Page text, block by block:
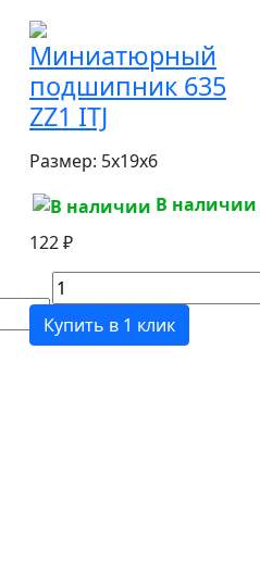
Миниатюрный
подшипник 635
ZZ1 ITJ
Размер: 5x19x6
В наличии
122 ₽
Купить в 1 клик